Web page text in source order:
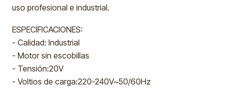
uso profesional e industrial.
ESPECIFICACIONES:
- Calidad: Industrial
- Motor sin escobillas
- Tensión:20V
- Voltios de carga:220-240V~50/60Hz